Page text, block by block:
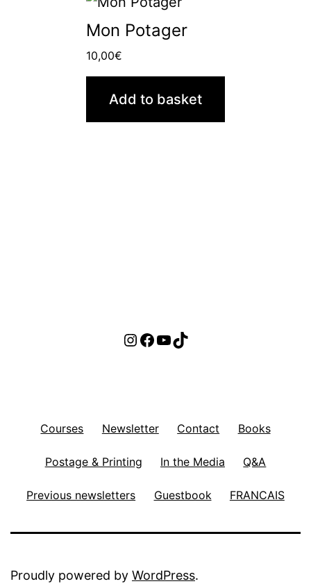
Mon Potager
10,00€
Add to basket
Instagram
Facebook
YouTube
TikTok
Courses Newsletter Contact Books
Postage & Printing In the Media Q&A
Previous newsletters Guestbook FRANCAIS
Proudly powered by WordPress.